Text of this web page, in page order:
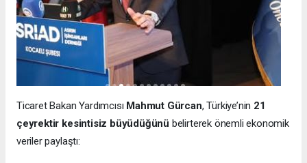
Ticaret Bakan Yardımcısı Mahmut Gürcan, Türkiye’nin 21
çeyrektir kesintisiz büyüdüğünü belirterek önemli ekonomik
veriler paylaştı: